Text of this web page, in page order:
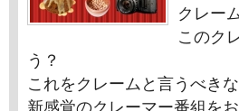
クレー
このク
う？
これをクレームと言うべきな
新感覚のクレーマー番組を